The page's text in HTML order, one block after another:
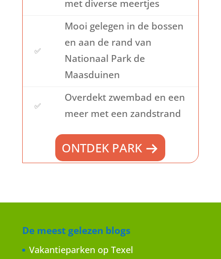
met diverse meertjes
✅
Mooi gelegen in de bossen
en aan de rand van
Nationaal Park de
Maasduinen
✅
Overdekt zwembad en een
meer met een zandstrand
ONTDEK PARK
De meest gelezen blogs
Vakantieparken op Texel